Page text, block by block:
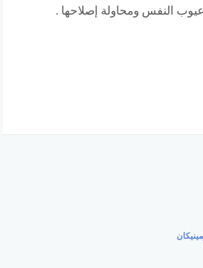
النفس ومحاولة إصلاحها .